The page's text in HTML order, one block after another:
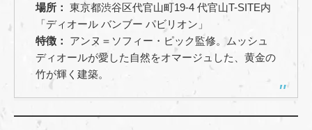
場所： 東京都渋谷区代官山町19-4 代官山T-SITE内
「ディオール バンブー パビリオン」
特徴：
アンヌ＝ソフィー・ピック監修。ムッシュ
ディオールが愛した自然をオマージュした、黄金の
竹が輝く建築。